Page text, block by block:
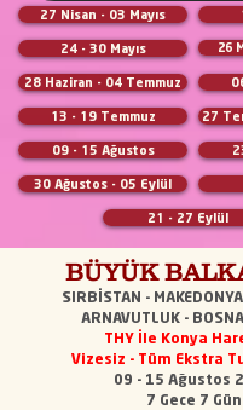
27 Nisan - 03 Mayıs
24 - 30 Mayıs
28 Haziran - 04 Temmuz
13 - 19 Temmuz
09 - 15 Ağustos
30 Ağustos - 05 Eylül
26
27
21 - 27 Eylül
BÜYÜK
SIRBİSTAN -
ARNAVUTLUK -
THY İle Konya
Vizesiz - Tüm Ekstra
09 - 15 Ağustos
7 Gece 7 Gün